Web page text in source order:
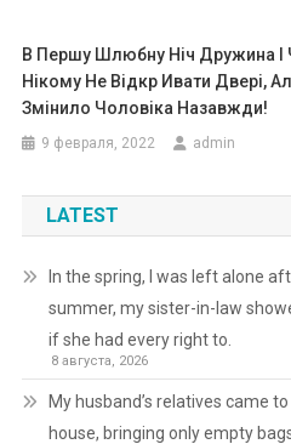
В Першу Шлюбну Ніч Дружина
Нікому Не Відкр Ивати Двері,
Змінило Чоловіка Назавжди!
9 февраля, 2022 admin
LATEST
In the spring, I was left alone
summer, my sister-in-law
if she had every right to.
8 августа, 2026
My husband’s relatives came
house, bringing only empty